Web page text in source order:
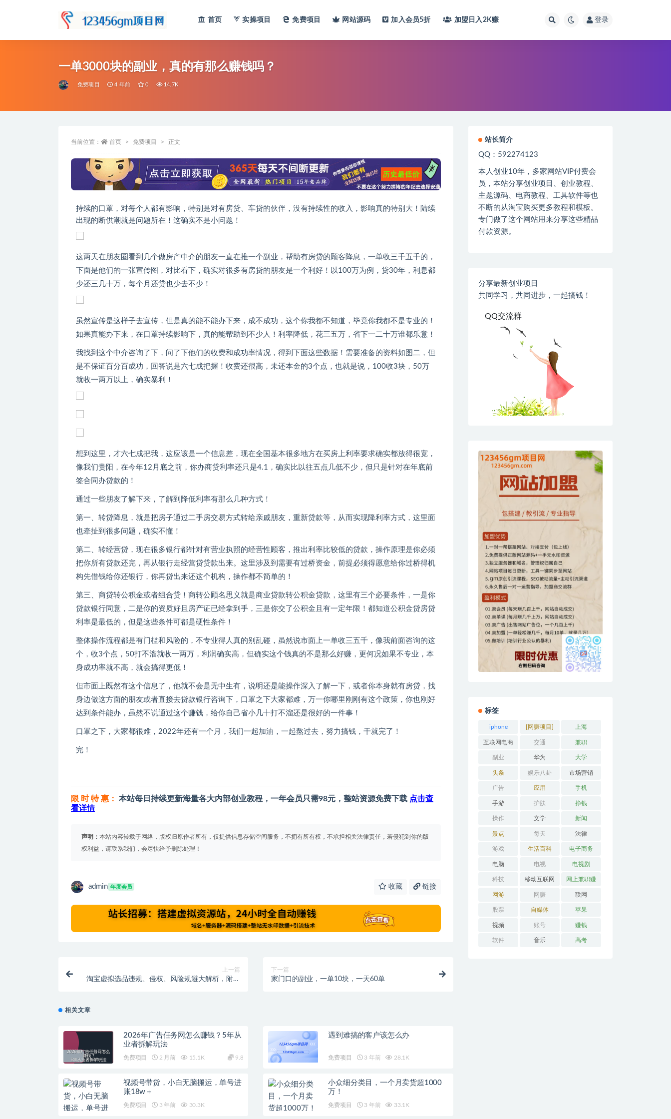
首页 实操项目 免费项目 网站源码 加入会员5折 加盟日入2K赚 登录
一单3000块的副业，真的有那么赚钱吗？
免费项目 4 年前 0 14.7K
当前位置： 首页 免费项目 正文
持续的口罩，对每个人都有影响，特别是对有房贷、车贷的伙伴，没有持续性的收入，影响真的特别大！陆续
出现的断供潮就是问题所在！这确实不是小问题！
这两天在朋友圈看到几个做房产中介的朋友一直在推一个副业，帮助有房贷的顾客降息，一单收三千五千的，
下面是他们的一张宣传图，对比看下，确实对很多有房贷的朋友是一个利好！以100万为例，贷30年，利息都
少还三几十万，每个月还贷也少去不少！
虽然宣传是这样子去宣传，但是真的能不能办下来，成不成功，这个你我都不知道，毕竟你我都不是专业的！
如果真能办下来，在口罩持续影响下，真的能帮助到不少人！利率降低，花三五万，省下一二十万谁都乐意！
我找到这个中介咨询了下，问了下他们的收费和成功率情况，得到下面这些数据！需要准备的资料如图二，但
是不保证百分百成功，回答说是六七成把握！收费还很高，未还本金的3个点，也就是说，100收3块，50万
就收一两万以上，确实暴利！
想到这里，才六七成把我，这应该是一个信息差，现在全国基本很多地方在买房上利率要求确实都放得很宽，
像我们贵阳，在今年12月底之前，你办商贷利率还只是4.1，确实比以往五点几低不少，但只是针对在年底前
签合同办贷款的！
通过一些朋友了解下来，了解到降低利率有那么几种方式！
第一、转贷降息，就是把房子通过二手房交易方式转给亲戚朋友，重新贷款等，从而实现降利率方式，这里面
也牵扯到很多问题，确实不懂！
第二、转经营贷，现在很多银行都针对有营业执照的经营性顾客，推出利率比较低的贷款，操作原理是你必须
把你所有贷款还完，再从银行走经营贷贷款出来。这里涉及到需要有过桥资金，前提必须得愿意给你过桥得机
构先借钱给你还银行，你再贷出来还这个机构，操作都不简单的！
第三、商贷转公积金或者组合贷！商转公顾名思义就是商业贷款转公积金贷款，这里有三个必要条件，一是你
贷款银行同意，二是你的资质好且房产证已经拿到手，三是你交了公积金且有一定年限！都知道公积金贷房贷
利率是最低的，但是这些条件可都是硬性条件！
整体操作流程都是有门槛和风险的，不专业得人真的别乱碰，虽然说市面上一单收三五千，像我前面咨询的这
个，收3个点，50打不溜就收一两万，利润确实高，但确实这个钱真的不是那么好赚，更何况如果不专业，本
身成功率就不高，就会搞得更低！
但市面上既然有这个信息了，他就不会是无中生有，说明还是能操作深入了解一下，或者你本身就有房贷，找
身边做这方面的朋友或者直接去贷款银行咨询下，口罩之下大家都难，万一你哪里刚刚有这个政策，你也刚好
达到条件能办，虽然不说通过这个赚钱，给你自己省小几十打不溜还是很好的一件事！
口罩之下，大家都很难，2022年还有一个月，我们一起加油，一起熬过去，努力搞钱，干就完了！
完！
限 时 特 惠： 本站每日持续更新海量各大内部创业教程，一年会员只需98元，整站资源免费下载 点击查
看详情
声明： 本站内容转载于网络，版权归原作者所有，仅提供信息存储空间服务，不拥有所有权，不承担相关法律责任，若侵犯到你的版
权利益，请联系我们，会尽快给予删除处理！
admin 年度会员 收藏 链接
上一篇
淘宝虚拟选品违规、侵权、风险规避大解析，附送
下一篇
家门口的副业，一单10块，一天60单
相关文章
2026年广告任务网怎么赚钱？5年从
业者拆解玩法
免费项目 2 月前 15.1K 9.8
遇到难搞的客户该怎么办
免费项目 3 年前 28.1K
视频号带货，小白无脑搬运，单号进
账18w＋
免费项目 3 年前 30.3K
小众细分类目，一个月卖货超1000
万！
免费项目 3 年前 33.1K
站长简介
QQ：592274123
本人创业10年，多家网站VIP付费会
员，本站分享创业项目、创业教程、
主题源码、电商教程、工具软件等也
不断的从淘宝购买更多教程和模板。
专门做了这个网站用来分享这些精品
付款资源。
分享最新创业项目
共同学习，共同进步，一起搞钱！
QQ交流群
标签
iphone [网赚项目] 上海
互联网电商 交通 兼职
副业 华为 大学
头条 娱乐八卦 市场营销
广告 应用 手机
手游 护肤 挣钱
操作 文学 新闻
景点 每天 法律
游戏 生活百科 电子商务
电脑 电视 电视剧
科技 移动互联网 网上兼职赚
钱
网游 网赚 联网
股票 自媒体 苹果
视频 账号 赚钱
软件 音乐 高考